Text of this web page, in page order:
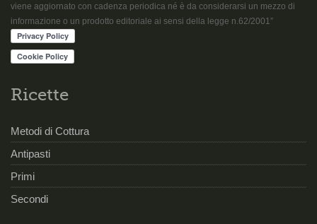
viene aggiornato con cadenza periodica né è da considerarsi un mezzo di
informazione o un prodotto editoriale ai sensi della legge n.62/2001”
Ricette
Metodi di Cottura
Antipasti
Primi
Secondi